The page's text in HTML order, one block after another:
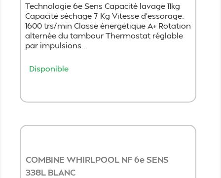
Technologie 6e Sens Capacité lavage 11kg
Capacité séchage 7 Kg Vitesse d'essorage:
1600 trs/min Classe énergétique A+ Rotation
alternée du tambour Thermostat réglable
par impulsions...
Disponible
COMBINE WHIRLPOOL NF 6e SENS
338L BLANC